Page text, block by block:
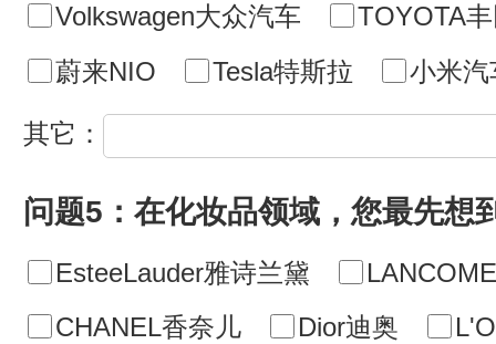
Volkswagen大众汽车
TOYOTA
蔚来NIO
Tesla特斯拉 小米汽
其它：
问题5：在化妆品领域，您最先想
EsteeLauder雅诗兰黛
CHANEL香奈儿
Dior迪奥